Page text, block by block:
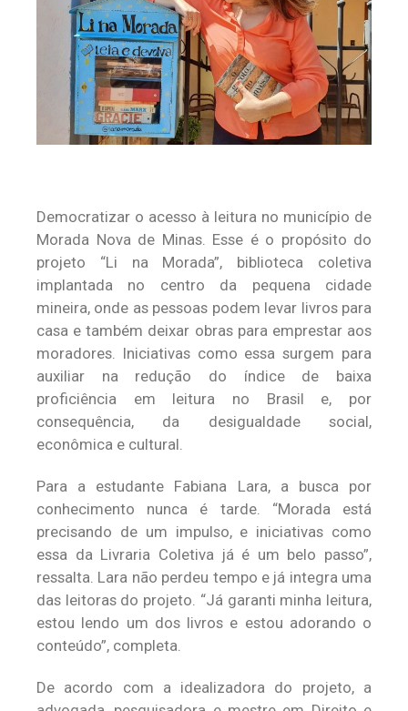
Democratizar o acesso à leitura no município de
Morada Nova de Minas. Esse é o propósito do
projeto “Li na Morada”, biblioteca coletiva
implantada no centro da pequena cidade
mineira, onde as pessoas podem levar livros para
casa e também deixar obras para emprestar aos
moradores. Iniciativas como essa surgem para
auxiliar na redução do índice de baixa
proficiência em leitura no Brasil e, por
consequência, da desigualdade social,
econômica e cultural.
Para a estudante Fabiana Lara, a busca por
conhecimento nunca é tarde. “Morada está
precisando de um impulso, e iniciativas como
essa da Livraria Coletiva já é um belo passo”,
ressalta. Lara não perdeu tempo e já integra uma
das leitoras do projeto. “Já garanti minha leitura,
estou lendo um dos livros e estou adorando o
conteúdo”, completa.
De acordo com a idealizadora do projeto, a